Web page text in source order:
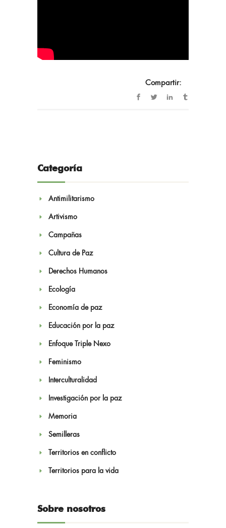
Compartir:
Categoría
Antimilitarismo
Artivismo
Campañas
Cultura de Paz
Derechos Humanos
Ecología
Economía de paz
Educación por la paz
Enfoque Triple Nexo
Feminismo
Interculturalidad
Investigación por la paz
Memoria
Semilleras
Territorios en conflicto
Territorios para la vida
Sobre nosotros